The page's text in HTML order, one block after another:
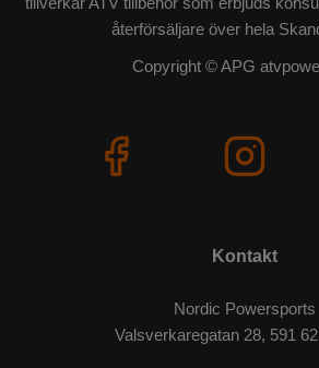
återförsäljare över hela
Copyright © APG
Kontakt
Nordic Powersports
Valsverkaregatan 28, 591